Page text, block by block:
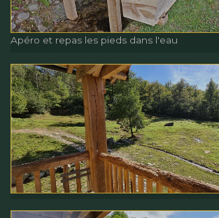
Apéro et repas les pieds dans l'eau
Apéro et repas les pieds
l'eau